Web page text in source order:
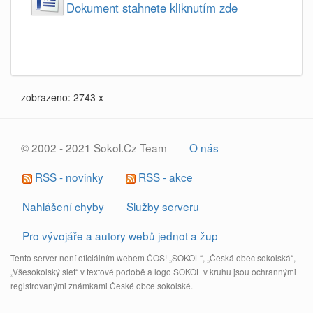
Dokument stahnete kliknutím zde
zobrazeno: 2743 x
© 2002 - 2021 Sokol.Cz Team
O nás
RSS - novinky
RSS - akce
Nahlášení chyby
Služby serveru
Pro vývojáře a autory webů jednot a žup
Tento server není oficiálním webem ČOS! „SOKOL“, „Česká obec sokolská“,
„Všesokolský slet“ v textové podobě a logo SOKOL v kruhu jsou ochrannými
registrovanými známkami České obce sokolské.